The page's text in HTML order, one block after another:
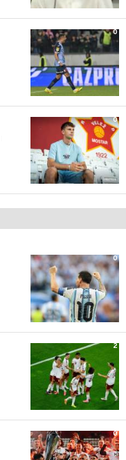
0
0
0
2
0